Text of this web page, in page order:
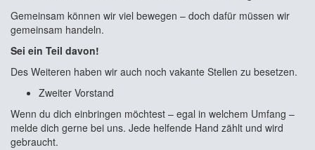
Gemeinsam können wir viel bewegen – doch dafür müssen wir
gemeinsam handeln.
Sei ein Teil davon!
Des Weiteren haben wir auch noch vakante Stellen zu besetzen.
Zweiter Vorstand
Wenn du dich einbringen möchtest – egal in welchem Umfang –
melde dich gerne bei uns. Jede helfende Hand zählt und wird
gebraucht.